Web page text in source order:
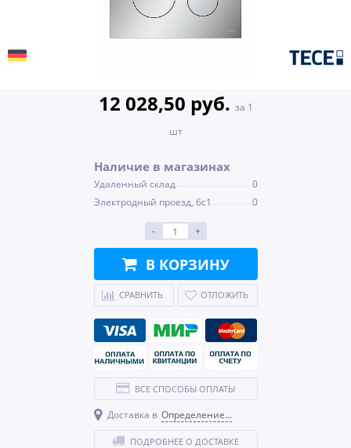
12 028,50 руб. за 1
шт
Наличие в магазинах
Удаленный склад
0
Электродный проезд, 6с1
0
- +
В КОРЗИНУ
СРАВНИТЬ ОТЛОЖИТЬ
ВСЕ СПОСОБЫ ОПЛАТЫ
Доставка в Определение...
ПОДРОБНЕЕ О ДОСТАВКЕ